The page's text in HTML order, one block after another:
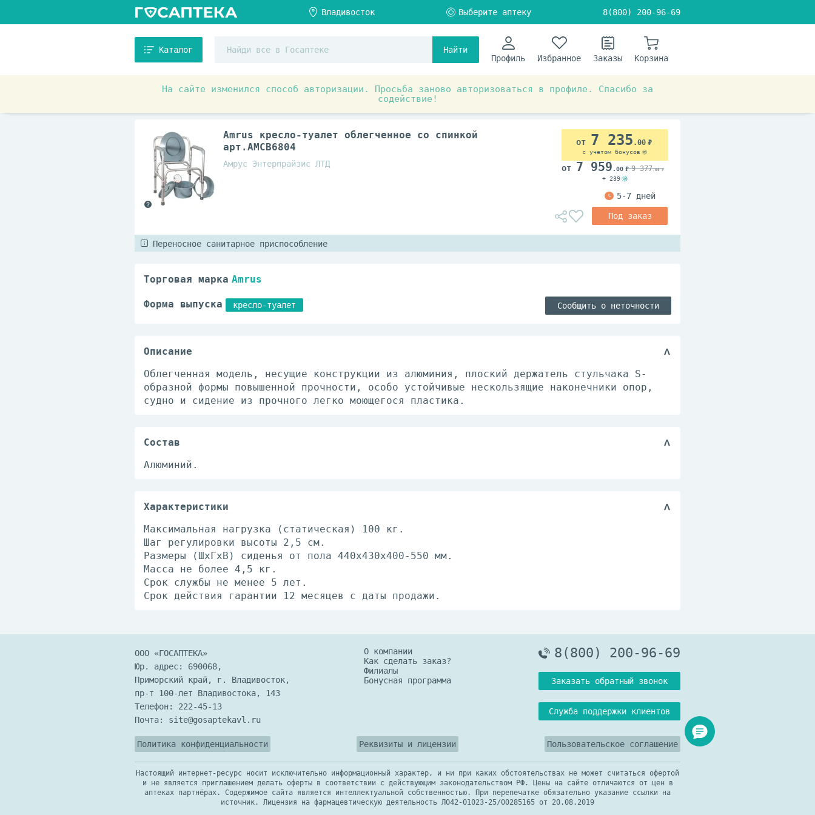
8(800) 200-96-69
Каталог
Найти
Профиль
Избранное Заказы Корзина
На сайте изменился способ авторизации. Просьба заново авторизоваться в профиле. Спасибо за
содействие!
Уход за лежачими больными
Amrus кресло-туалет облегченное со спинкой
арт.AMCB6804
Амрус Энтерпрайзис ЛТД
7 235 .00
с учетом бонусов
7 959 .00 9 377.00
+ 239
Переносное санитарное приспособление
Торговая марка Amrus
Форма выпуска кресло-туалет Сообщить о неточности
Описание
Облегченная модель, несущие конструкции из алюминия, плоский держатель стульчака S-
образной формы повышенной прочности, особо устойчивые нескользящие наконечники опор,
судно и сидение из прочного легко моющегося пластика.
Состав
Алюминий.
Характеристики
Максимальная нагрузка (статическая) 100 кг.
Шаг регулировки высоты 2,5 см.
Размеры (ШхГхВ) сиденья от пола 440х430х400-550 мм.
Масса не более 4,5 кг.
Срок службы не менее 5 лет.
Срок действия гарантии 12 месяцев с даты продажи.
ООО «ГОСАПТЕКА»
Юр. адрес: 690068,
Приморский край, г. Владивосток,
пр-т 100-лет Владивостока, 143
Телефон: 222-45-13
Почта: site@gosaptekavl.ru
О компании
Как сделать заказ?
Филиалы
Бонусная программа
8(800) 200-96-69
Заказать обратный звонок
Служба поддержки клиентов
Политика конфиденциальности Реквизиты и лицензии Пользовательское соглашение
Настоящий интернет-ресурс носит исключительно информационный характер, и ни при каких обстоятельствах не может считаться офертой
и не является приглашением делать оферты в соответствии с действующим законодательством РФ. Цены на сайте отличаются от цен в
аптеках партнёрах. Содержимое сайта является интеллектуальной собственностью. При перепечатке обязательно указание ссылки на
источник. Лицензия на фармацевтическую деятельность Л042-01023-25/00285165 от 20.08.2019